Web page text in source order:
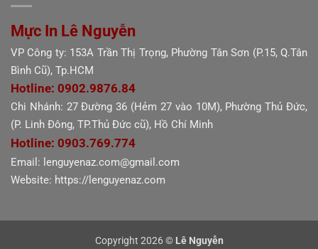
Mực In Lê Nguyễn
VP Công ty: 153A Trần Thị Trọng, Phường Tân Sơn (P.15, Q.Tân
Bình Cũ), Tp.HCM
Hotline: 0902.9876.84
Chi Nhánh: 27 Đường 36 (Hẻm 27 vào 10M), Phường Thủ Đức,
(P. Linh Đông, TP.Thủ Đức cũ), Hồ Chí Minh
Hotline: 0903.769.774
Email: lenguyenaz.com@gmail.com
Website: https://lenguyenaz.com
Copyright 2026 © Lê Nguyễn